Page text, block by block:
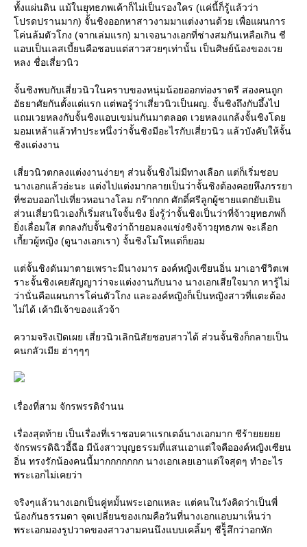
ทั้งแผ่นดิน แม้ในยุทธภพเค้าก็ไม่เป็นรองใคร (แค่นี้ก็รู้แล้วว่า
ปรดปรานมาก) จั้นชิงออกหาสาวงามมาแต่งงานด้วย เพื่อแผนการ
ค่นล้มตัวโกง (จากเล่มแรก) มาเจอนางเอกที่ช่างสมกันเหลือเกิน ชี
อบเป็นเลสเบี้ยนคือชอบแต่สาวสวยๆเท่านั้น เป็นศิษย์น้องของเว
หลง ชื่อเสี่ยวนิว
จั้นชิงพบกับเสี่ยวนิวในคราบของหนุ่มน้อยออกท่องราตรี สองคนถูก
อัธยาศัยกันตั้งแต่แรก แต่พอรู้ว่าเสี่ยวนิวเป็นผญ. จั้นชิงถึงกับอึ้งไป
ถมเวยหลงกับจั้นชิงแอบเขม่นกันมาตลอด เวยหลงแกล้งจั้นชิงโด
มอมเหล้าแล้วทำประหนึ่งว่าจั้นชิงมีอะไรกับเสี่ยวนิว แล้วบังคับให้จั้น
ชิงแต่งงาน
เสี่ยวนิวตกลงแต่งงานง่ายๆ ส่วนจั้นชิงไม่มีทางเลือก แต่ก็เริ่มชอบ
นางเอกแล้วอ่ะนะ แต่งไปแต่งมากลายเป็นว่าจั้นชิงต้องคอยหึงภรรยา
ที่ชอบออกไปเที่ยวหอนางโลม กร๊ากกก ศักดิ์ศรีลูกผู้ชายแตกยับเยิน
ส่วนเสี่ยวนิวเองก็เริ่มสนใจจั้นชิง ยิ่งรู้ว่าจั้นชิงเป็นว่าที่จ้าวยุทธภพก็
ิ่งเลื่อมใส ตกลงกับจั้นชิงว่าถ้ายอมลงแข่งชิงจ้าวยุทธภพ จะเลือก
เกี้ยวผู้หญิง (ดูนางเอกเรา) จั้นชิงโมโหแต่ก็ยอม
ต่จั้นชิงดันมาตายเพราะมีนางมาร องค์หญิงเซียนอิ่น มาเอาชีวิตเพ
ราะจั้นชิงเคยสัญญาว่าจะแต่งงานกับนาง นางเอกเสียใจมาก หารู้ไม่
ว่านั่นคือแผนการโค่นตัวโกง และองค์หญิงก็เป็นหญิงสาวที่แตะต้อง
ไม่ได้ เค้ามีเจ้าของแล้วจ้า
ความจริงเปิดเผย เสี่ยวนิวเลิกนิสัยชอบสาวได้ ส่วนจั้นชิงก็กลายเป็น
คนกลัวเมีย ฮ่าๆๆๆ
เรื่องที่สาม จักรพรรดิจำนน
เรื่องสุดท้าย เป็นเรื่องที่เราชอบคาแรกเตอ์นางเอกมาก ชีร้า
จักรพรรดิฉิวอี้ฉือ มีน้งสาวบุญธรรมที่แสนเอาแต่ใจคือองค์หญิงเซียน
อิ่น ทรงรักน้องคนนี้มากกกกกกก นางเอกเลยเอาแต่ใจสุดๆ ทำอะไร
พระเอกไม่เคยว่า
จริงๆแล้วนางเอกเป็นคู่หมั้นพระเอกแหละ แต่คนในวังคิดว่าเป็นพี่
น้องกันธรรมดา จุดเปลี่ยนของเกมคือวันที่นางเอกแอบมาเห็นว่า
พระเอกมองรูปวาดของสาวงามคนนึงแบบเคลิ้มๆ ชีรู็้สึกว่าอกหัก